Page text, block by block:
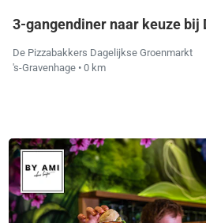
3-gangendiner naar keuze bij
De Pizzabakkers Dagelijkse Groenmarkt
's-Gravenhage • 0 km